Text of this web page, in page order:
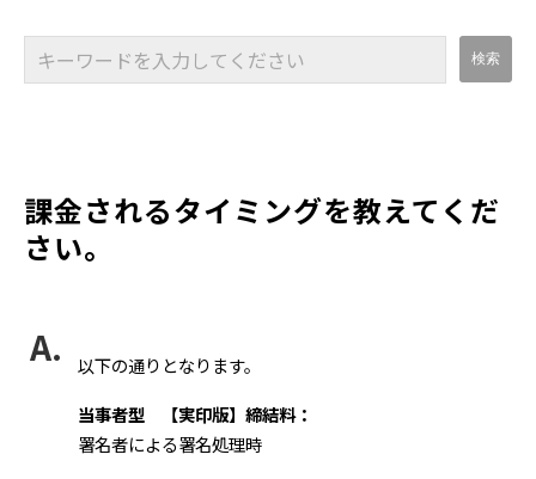
課金されるタイミングを教えてくだ
さい。
以下の通りとなります。
当事者型 【実印版】締結料：
署名者による署名処理時